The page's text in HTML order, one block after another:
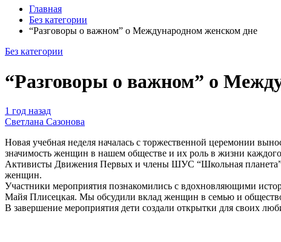
Главная
Без категории
“Разговоры о важном” о Международном женском дне
Без категории
“Разговоры о важном” о
1 год назад
Светлана Сазонова
Новая учебная неделя началась с торжественной церемонии
значимость женщин в нашем обществе и их роль в жизни
Активисты Движения Первых и члены ШУС “Школьная планета”
женщин.
Участники мероприятия познакомились с вдохновляющими
Майя Плисецкая. Мы обсудили вклад женщин в семью и
В завершение мероприятия дети создали открытки для своих